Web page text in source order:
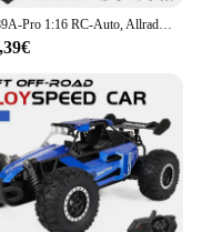
16889A-Pro 1:16 RC-Auto, Allradantrieb, RC-Auto, 45 km/h, hohe Geschwindigkeit, 2840 bürstenloses Kraftfahrzeug, Geländewagen mit LED-Licht, 2 Batterien